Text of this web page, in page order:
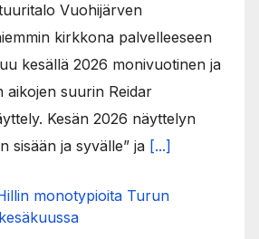
Vuohijärven
kirkkona palvelleeseen
kesällä 2026 monivuotinen ja
aikojen suurin Reidar
Kesän 2026 näyttelyn
sisään ja syvälle” ja [...]
monotypioita Turun